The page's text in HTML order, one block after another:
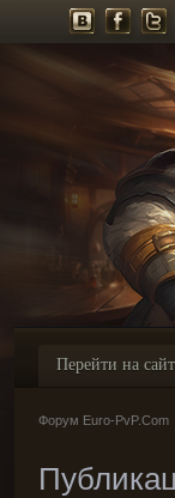
Перейти на сайт
Форум Euro-PvP.Com